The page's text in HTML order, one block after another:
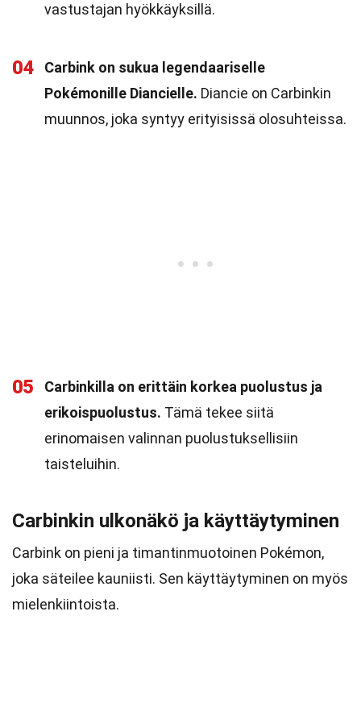
vastustajan hyökkäyksillä.
04
Carbink on sukua legendaariselle
Pokémonille Diancielle. Diancie on Carbinkin
muunnos, joka syntyy erityisissä olosuhteissa.
05
Carbinkilla on erittäin korkea puolustus ja
erikoispuolustus. Tämä tekee siitä
erinomaisen valinnan puolustuksellisiin
taisteluihin.
Carbinkin ulkonäkö ja käyttäytyminen
Carbink on pieni ja timantinmuotoinen Pokémon,
joka säteilee kauniisti. Sen käyttäytyminen on myös
mielenkiintoista.